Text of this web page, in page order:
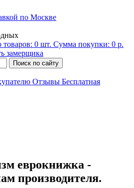
по Москве
товаров: 0 шт. Сумма покупки: 0 р.
замерщика
Отзывы Бесплатная
еврокнижка -
производителя.